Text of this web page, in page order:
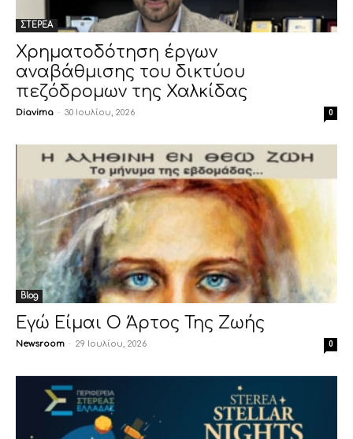
ΣΤΕΡΕΑ
Χρηματοδότηση έργων
αναβάθμισης του δικτύου
πεζόδρομων της Χαλκίδας
Diavima - 30 Ιουλίου, 2026 0
Blog
Εγώ Είμαι Ο Άρτος Της Ζωής
Newsroom - 29 Ιουλίου, 2026 0